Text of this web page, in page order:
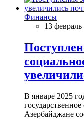
Финансы
13
В январе 2025
Азербайджане